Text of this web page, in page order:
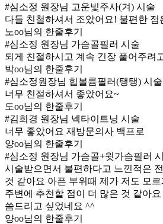
#심소정 원장님 고운빛주사(겨) 시술
다들 친철하셔서 조았어요! 불편한
노oo님의 한줄후기
#심소정 원장님 가슴골필러 시술
되게 친절하시고 계속 긴장 풀어주려
박oo님의 한줄후기
#심소정원장님 힙볼륨필러(탱탱) 시술
너무 친절하셔서 좋았어요~
도oo님의 한줄후기
#김희경 원장님 넥타이트닝 시술
너무 좋았어요 재방문의사 백프로
양oo님의 한줄후기
#심소정 원장님 가슴골+윗가슴필러
시술받으면서 불편하다고 느낀적은
것 같아요 아픈 부위때 제가 저도 모
주변에 추천할 점이 더 많은 것 같아
씀드리고 싶었네요 ^^
양oo님의 한줄후기